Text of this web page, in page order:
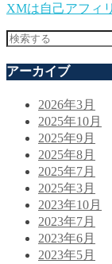
XMは自己アフィ
アーカイブ
2026年3月
2025年10月
2025年9月
2025年8月
2025年7月
2025年3月
2023年10月
2023年7月
2023年6月
2023年5月